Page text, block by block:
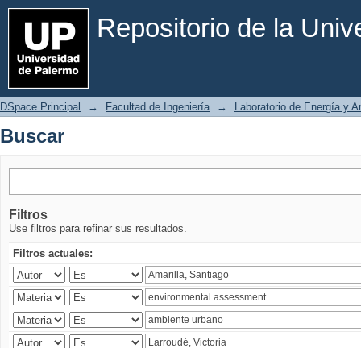
Repositorio de la
Buscar
DSpace Principal → Facultad de Ingeniería → Laboratorio de Energía y
Buscar
Filtros
Use filtros para refinar sus resultados.
Filtros actuales: